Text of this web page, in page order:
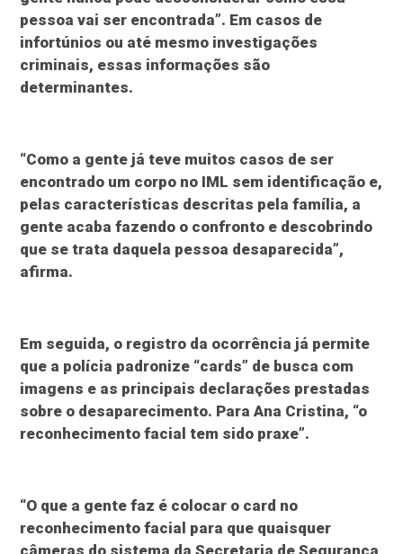
pessoa vai ser encontrada”. Em casos de
infortúnios ou até mesmo investigações
criminais, essas informações são
determinantes.
“Como a gente já teve muitos casos de ser
encontrado um corpo no IML sem identificação e,
pelas características descritas pela família, a
gente acaba fazendo o confronto e descobrindo
que se trata daquela pessoa desaparecida”,
afirma.
Em seguida, o registro da ocorrência já permite
que a polícia padronize “cards” de busca com
imagens e as principais declarações prestadas
sobre o desaparecimento. Para Ana Cristina, “o
reconhecimento facial tem sido praxe”.
“O que a gente faz é colocar o card no
reconhecimento facial para que quaisquer
câmeras do sistema da Secretaria de Segurança